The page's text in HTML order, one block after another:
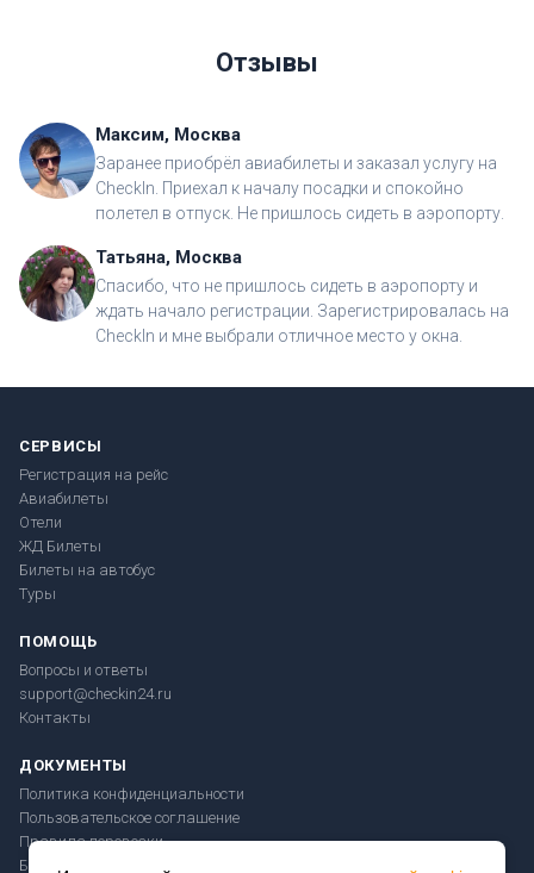
Отзывы
Максим, Москва
Заранее приобрёл авиабилеты и заказал услугу на
CheckIn. Приехал к началу посадки и спокойно
полетел в отпуск. Не пришлось сидеть в аэропорту.
Татьяна, Москва
Спасибо, что не пришлось сидеть в аэропорту и
ждать начало регистрации. Зарегистрировалась на
CheckIn и мне выбрали отличное место у окна.
СЕРВИСЫ
Регистрация на рейс
Авиабилеты
Отели
ЖД Билеты
Билеты на автобус
Туры
ПОМОЩЬ
Вопросы и ответы
support@checkin24.ru
Контакты
ДОКУМЕНТЫ
Политика конфиденциальности
Пользовательское соглашение
Правила перевозки
Безопасность платежей